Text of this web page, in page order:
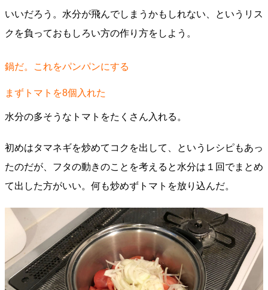
いいだろう。水分が飛んでしまうかもしれない、というリス
クを負っておもしろい方の作り方をしよう。
鍋だ。これをパンパンにする
まずトマトを8個入れた
水分の多そうなトマトをたくさん入れる。
初めはタマネギを炒めてコクを出して、というレシピもあっ
たのだが、フタの動きのことを考えると水分は１回でまとめ
て出した方がいい。何も炒めずトマトを放り込んだ。